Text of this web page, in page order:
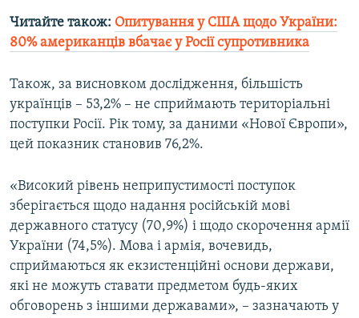
Читайте також: Опитування у США щодо України:
80% американців вбачає у Росії супротивника
Також, за висновком дослідження, більшість
українців – 53,2% – не сприймають територіальні
поступки Росії. Рік тому, за даними «Нової Європи»,
цей показник становив 76,2%.
«Високий рівень неприпустимості поступок
зберігається щодо надання російській мові
державного статусу (70,9%) і щодо скорочення армії
України (74,5%). Мова і армія, вочевидь,
сприймаються як екзистенційні основи держави,
які не можуть ставати предметом будь-яких
обговорень з іншими державами», – зазначають у